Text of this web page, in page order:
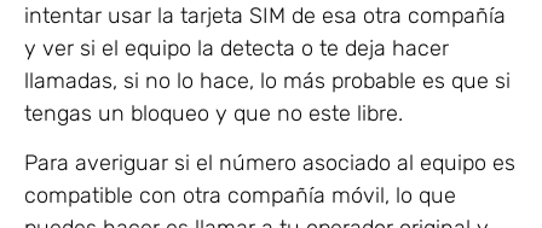
intentar usar la tarjeta SIM de esa otra compañía
y ver si el equipo la detecta o te deja hacer
llamadas, si no lo hace, lo más probable es que si
tengas un bloqueo y que no este libre.
Para averiguar si el número asociado al equipo es
compatible con otra compañía móvil, lo que